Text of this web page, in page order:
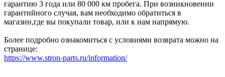
гарантию 3 года или 80 000 км пробега. При возникновении
гарантийного случая, вам необходимо обратиться в
магазин,где вы покупали товар, или к нам напрямую.
Более подробно ознакомиться с условиями возврата можно на
странице:
https://www.stron-parts.ru/information/